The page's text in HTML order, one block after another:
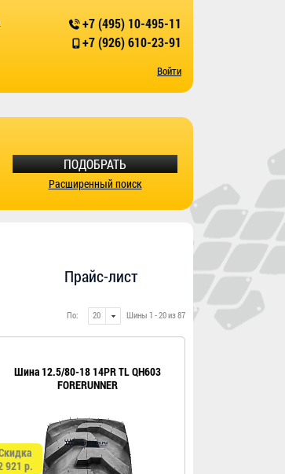
+7 (495) 10-495-11
+7 (926) 610-23-91
Войти
ПОДОБРАТЬ
Расширенный поиск
Прайс-лист
По: Шины 1 - 20 из 87
Шина 12.5/80-18 14PR TL QH603
FORERUNNER
921 р.